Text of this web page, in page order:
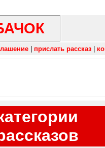
прислать рассказ